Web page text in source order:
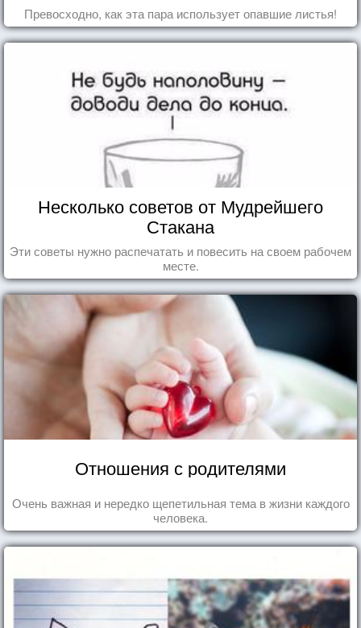
Превосходно, как эта пара использует опавшие листья!
Несколько советов от Мудрейшего
Стакана
Эти советы нужно распечатать и повесить на своем рабочем
месте.
Отношения с родителями
Очень важная и нередко щепетильная тема в жизни каждого
человека.